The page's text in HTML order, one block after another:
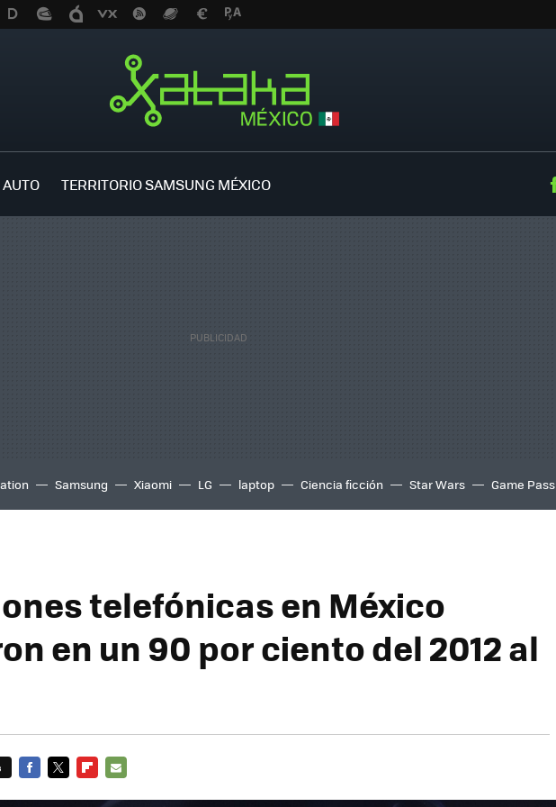
AUTO TERRITORIO SAMSUNG MÉXICO
Samsung Xiaomi LG laptop Ciencia ficción Star Wars Game Pass
telefónicas en México
en un 90 por ciento del 2012 al